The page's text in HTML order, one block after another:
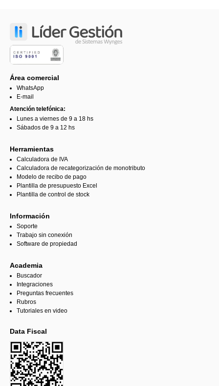
Área comercial
WhatsApp
E-mail
Atención telefónica:
Lunes a viernes de 9 a 18 hs
Sábados de 9 a 12 hs
Herramientas
Calculadora de IVA
Calculadora de recategorización de monotributo
Modelo de recibo de pago
Plantilla de presupuesto Excel
Plantilla de control de stock
Información
Soporte
Trabajo sin conexión
Software de propiedad
Academia
Buscador
Integraciones
Preguntas frecuentes
Rubros
Tutoriales en video
Data Fiscal